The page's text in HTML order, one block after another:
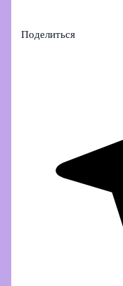
Поделиться